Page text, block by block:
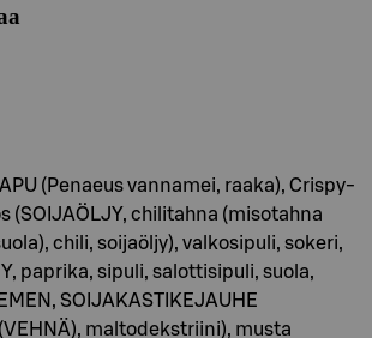
(Penaeus vannamei, raaka), Crispy-
(SOIJAÖLJY, chilitahna (misotahna
chili, soijaöljy), valkosipuli, sokeri,
paprika, sipuli, salottisipuli, suola,
SOIJAKASTIKEJAUHE
maltodekstriini), musta